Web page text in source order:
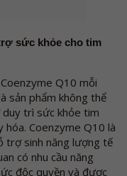
sức khỏe cho tim
Q10 mỗi
sản phẩm không thể
trì sức khỏe tim
hóa. Coenzyme Q10 là
trợ sinh năng lượng tế
có nhu cầu năng
độc quyền và được